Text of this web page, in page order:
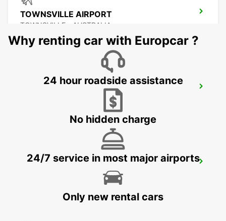
TOWNSVILLE AIRPORT
TOWNSVILLE - AUSTRALIA
CAIRNS CITY
Why renting car with Europcar ?
24 hour roadside assistance
No hidden charge
24/7 service in most major airports
Only new rental cars